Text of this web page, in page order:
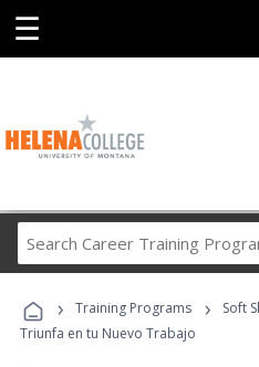
☰
Career
› Training Programs › Soft
Triunfa en tu Nuevo Trabajo